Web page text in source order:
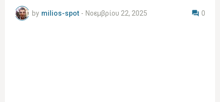
by milios-spot - Νοεμβρίου 22, 2025 0